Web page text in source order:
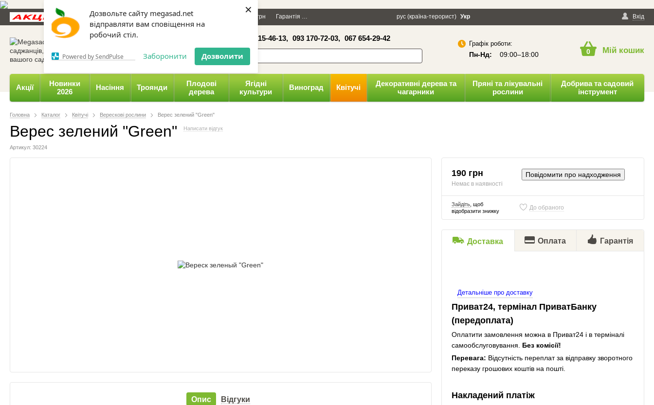
Дозвольте сайту megasad.net
відправляти вам сповіщення на
робочий стіл.
Powered by SendPulse Заборонити Дозволити
×
Новини та статті Каталог Контакти Відгуки Даруємо 100 грн Гарантія Політика конфіденційності Вхід
рус (країна-терорист) Укр
0 800 332-015, 050 515-46-13, 093 170-72-03, 067 654-29-42
Графік роботи:
Пн-Нд: 09:00–18:00 0 Мій кошик
Акції
Новинки
2026
Насіння Троянди
Плодові
дерева
Ягідні
культури
Виноград Квітучі
Декоративні дерева та
чагарники
Пряні та лікувальні
рослини
Добрива та садовий
інструмент
Головна Каталог Квітучі Верескові рослини Верес зелений "Green"
Верес зелений "Green" Написати відгук
Артикул: 30224
Опис Відгуки
190 грн
Немає в наявності
Повідомити про надходження
Зайдіть, щоб
відобразити знижку
До обраного
Доставка Оплата Гарантія
Детальніше про доставку
Приват24, термінал ПриватБанку
(передоплата)
Оплатити замовлення можна в Приват24 і в терміналі
самообслуговування. Без комісії!
Перевага: Відсутність переплат за відправку зворотного
переказу грошових коштів на пошті.
Накладений платіж